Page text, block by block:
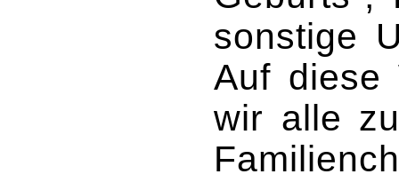
sonstige
Auf diese
wir alle